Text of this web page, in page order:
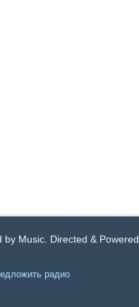
Music. Directed &
радио